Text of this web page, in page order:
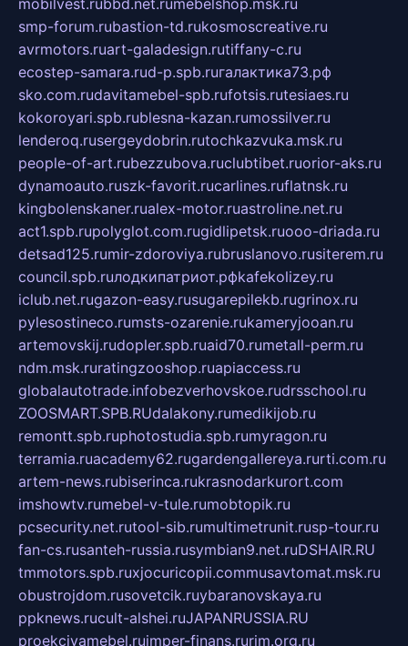
mobilvest.rubbd.net.rumebelshop.msk.ru
smp-forum.rubastion-td.rukosmoscreative.ru
avrmotors.ruart-galadesign.rutiffany-c.ru
ecostep-samara.rud-p.spb.ruгалактика73.рф
sko.com.rudavitamebel-spb.rufotsis.rutesiaes.ru
kokoroyari.spb.rublesna-kazan.rumossilver.ru
lenderoq.rusergeydobrin.rutochkazvuka.msk.ru
people-of-art.rubezzubova.ruclubtibet.ruorior-aks.ru
dynamoauto.ruszk-favorit.rucarlines.ruflatnsk.ru
kingbolenskaner.rualex-motor.ruastroline.net.ru
act1.spb.rupolyglot.com.rugidlipetsk.ruooo-driada.ru
detsad125.rumir-zdoroviya.rubruslanovo.rusiterem.ru
council.spb.ruлодкипатриот.рфkafekolizey.ru
iclub.net.rugazon-easy.rusugarepilekb.rugrinox.ru
pylesostineco.rumsts-ozarenie.rukameryjooan.ru
artemovskij.rudopler.spb.ruaid70.rumetall-perm.ru
ndm.msk.ruratingzooshop.ruapiaccess.ru
globalautotrade.infobezverhovskoe.rudrsschool.ru
ZOOSMART.SPB.RUdalakony.rumedikijob.ru
remontt.spb.ruphotostudia.spb.rumyragon.ru
terramia.ruacademy62.rugardengallereya.rurti.com.ru
artem-news.rubiserinca.rukrasnodarkurort.com
imshowtv.rumebel-v-tule.rumobtopik.ru
pcsecurity.net.rutool-sib.rumultimetrunit.rusp-tour.ru
fan-cs.rusanteh-russia.rusymbian9.net.ruDSHAIR.RU
tmmotors.spb.ruxjocuricopii.commusavtomat.msk.ru
obustrojdom.rusovetcik.ruybaranovskaya.ru
ppknews.rucult-alshei.ruJAPANRUSSIA.RU
proekciyamebel.ruimper-finans.rurim.org.ru